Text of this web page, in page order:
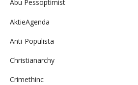
Abu Pessoptimist
AktieAgenda
Anti-Populista
Christianarchy
Crimethinc